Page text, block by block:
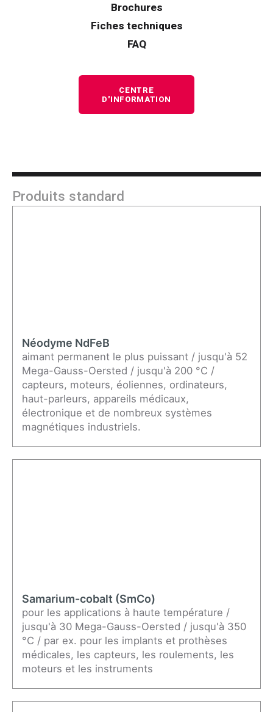
Brochures
Fiches techniques
FAQ
CENTRE
D'INFORMATION
Produits standard
Néodyme NdFeB
aimant permanent le plus puissant / jusqu'à 52
Mega-Gauss-Oersted / jusqu'à 200 °C /
capteurs, moteurs, éoliennes, ordinateurs,
haut-parleurs, appareils médicaux,
électronique et de nombreux systèmes
magnétiques industriels.
Samarium-cobalt (SmCo)
pour les applications à haute température /
jusqu'à 30 Mega-Gauss-Oersted / jusqu'à 350
°C / par ex. pour les implants et prothèses
médicales, les capteurs, les roulements, les
moteurs et les instruments